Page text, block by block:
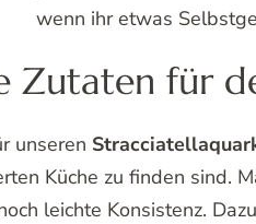
wenn ihr etwas
Zutaten für
unseren
Küche zu finden sind.
leichte Konsistenz.